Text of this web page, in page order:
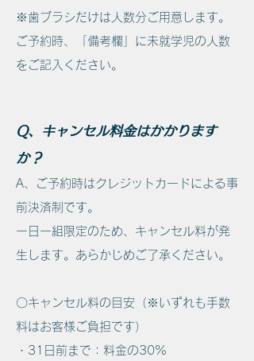
※歯ブラシだけは人数分ご用意します。
ご予約時、「備考欄」に未就学児の人数
をご記入ください。
Q、キャンセル料金はかかります
か？
A、
ご予約時はクレジットカードによる事
前決済制です。
一日一組限定のため、キャンセル料が発
生します。あらかじめご了承ください。
〇キャンセル料の目安（※いずれも手数
料はお客様ご負担です）
・31日前まで：料金の30%